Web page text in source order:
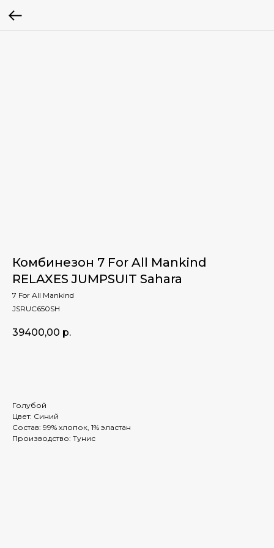
Комбинезон 7 For All Mankind
RELAXES JUMPSUIT Sahara
7 For All Mankind
JSRUC650SH
39400,00 р.
Голубой
Цвет: Синий
Состав: 99% хлопок, 1% эластан
Производство: Тунис